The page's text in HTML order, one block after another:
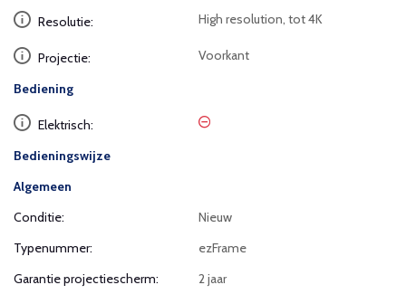
Resolutie: High resolution, tot 4K
Projectie: Voorkant
Bediening
Elektrisch:
Bedieningswijze
Algemeen
Conditie:
Nieuw
Typenummer:
ezFrame
Garantie projectiescherm:
2 jaar